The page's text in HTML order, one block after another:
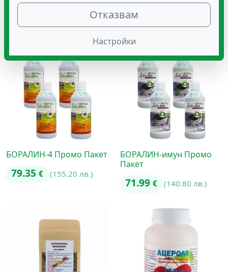
50.11
€ (38.80 лв.)
БОРАЛИН-4 Промо Пакет
79.35 € (155.20 лв.)
БОРАЛИН-имун Промо
Пакет
71.99 € (140.80 лв.)
Отказвам
Настройки